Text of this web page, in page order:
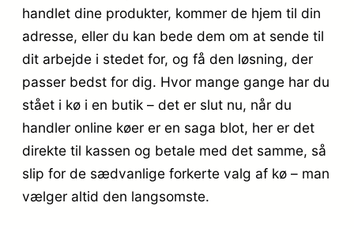
handlet dine produkter, kommer de hjem til din
adresse, eller du kan bede dem om at sende til
dit arbejde i stedet for, og få den løsning, der
passer bedst for dig. Hvor mange gange har du
stået i kø i en butik – det er slut nu, når du
handler online køer er en saga blot, her er det
direkte til kassen og betale med det samme, så
slip for de sædvanlige forkerte valg af kø – man
vælger altid den langsomste.